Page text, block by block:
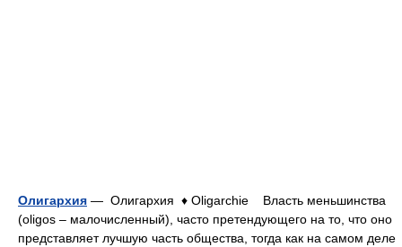
Олигархия — Олигархия ♦ Oligarchie Власть меньшинства
(oligos – малочисленный), часто претендующего на то, что оно
представляет лучшую часть общества, тогда как на самом деле